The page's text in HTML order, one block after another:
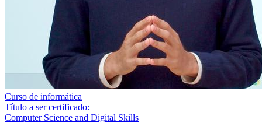
Curso de informática
Título a ser certificado:
Computer Science and Digital Skills